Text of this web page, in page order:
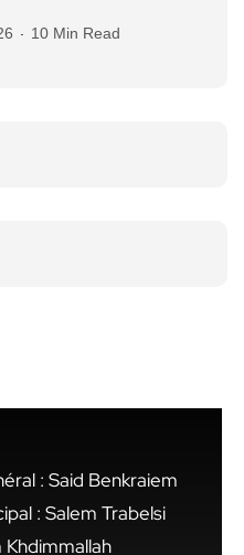
10 Min Read
: Said Benkraiem
: Salem Trabelsi